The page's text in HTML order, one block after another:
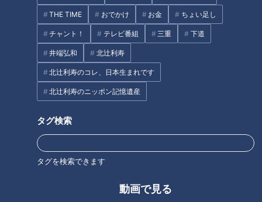
THE TIME おでかけ お金 ちょい足し
チャント！ テレビ番組 三重 下道
井端弘和 北辻利寿
北辻利寿のコレ、日本生まれです
北辻利寿のニッポン記憶遺産
タグ検索
タグを検索できます
動画で見る
「そだねー」から考える「レジ
ェンド」の道
「失言」オンパレードの春に泣
く
森友文書問題に思う「灯台下暗
いよいよ４月、新年度です。そ
の中で、注目するのは、「診療